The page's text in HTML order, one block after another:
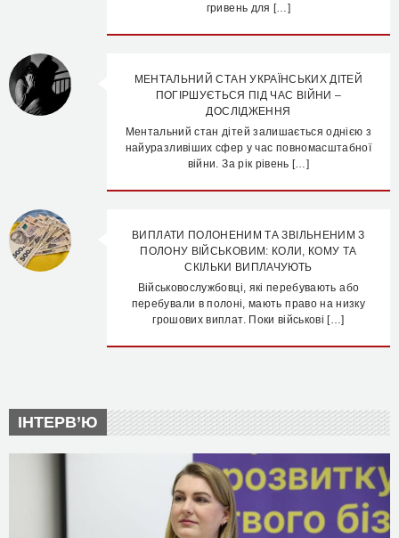
гривень для […]
МЕНТАЛЬНИЙ СТАН УКРАЇНСЬКИХ ДІТЕЙ
ПОГІРШУЄТЬСЯ ПІД ЧАС ВІЙНИ –
ДОСЛІДЖЕННЯ
Ментальний стан дітей залишається однією з
найуразливіших сфер у час повномасштабної
війни. За рік рівень […]
ВИПЛАТИ ПОЛОНЕНИМ ТА ЗВІЛЬНЕНИМ З
ПОЛОНУ ВІЙСЬКОВИМ: КОЛИ, КОМУ ТА
СКІЛЬКИ ВИПЛАЧУЮТЬ
Військовослужбовці, які перебувають або
перебували в полоні, мають право на низку
грошових виплат. Поки військові […]
ІНТЕРВ’Ю